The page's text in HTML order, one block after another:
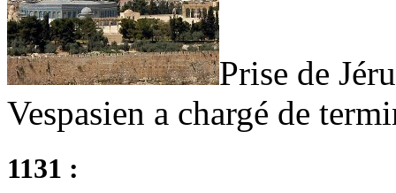
Prise de
Vespasien a chargé de
1131 :